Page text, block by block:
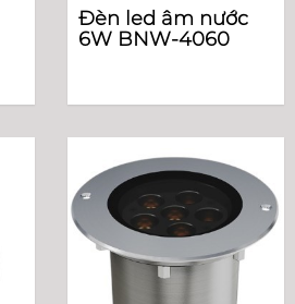
Đèn led âm nước
6W BNW-4060